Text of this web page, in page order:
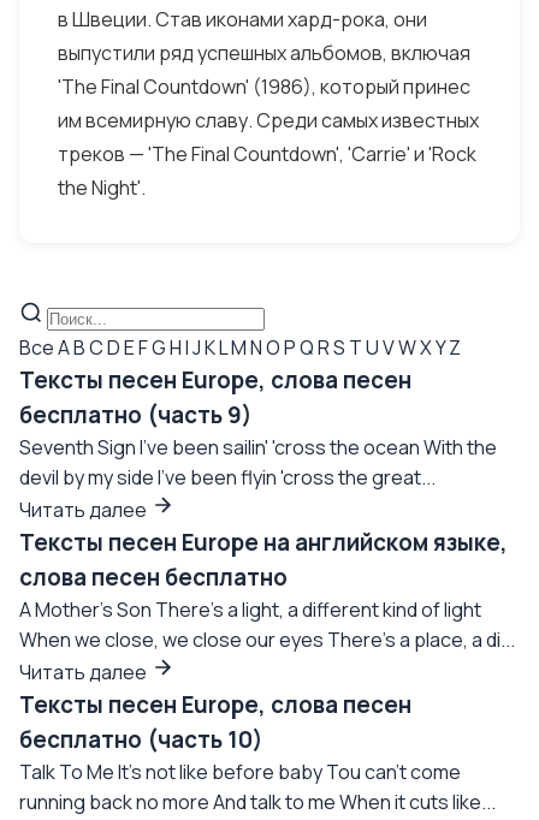
в Швеции. Став иконами хард-рока, они
выпустили ряд успешных альбомов, включая
'The Final Countdown' (1986), который принес
им всемирную славу. Среди самых известных
треков — 'The Final Countdown', 'Carrie' и 'Rock
the Night'.
ВсеABCDEFGHIJKLMNOPQRS TUVWXYZ
Тексты песен Europe, слова песен
бесплатно (часть 9)
Seventh Sign I've been sailin' 'cross the ocean With the
devil by my side I've been flyin 'cross the great...
Читать далее
Тексты песен Europe на английском языке,
слова песен бесплатно
A Mother's Son There's a light, a different kind of light
When we close, we close our eyes There's a place, a di...
Читать далее
Тексты песен Europe, слова песен
бесплатно (часть 10)
Talk To Me It's not like before baby Tou can't come
running back no more And talk to me When it cuts like...